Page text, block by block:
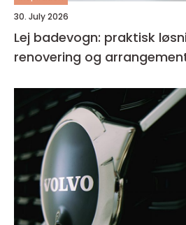
30. July 2026
Lej badevogn: praktisk
renovering og